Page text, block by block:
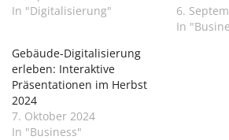
In "Digitalisierung"
6.
In
Gebäude-Digitalisierung
erleben: Interaktive
Präsentationen im Herbst
2024
7. Oktober 2024
In "Business"